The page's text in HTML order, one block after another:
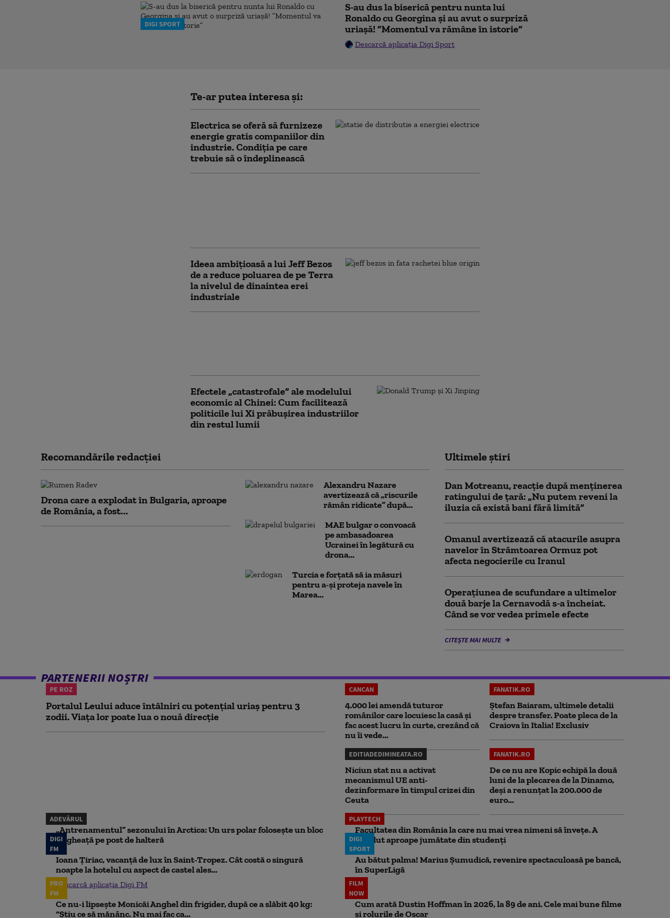
DIGI SPORT
S-au dus la biserică pentru nunta lui
Ronaldo cu Georgina și au avut o surpriză
uriașă! ”Momentul va rămâne în istorie”
Descarcă aplicația Digi Sport
Te-ar putea interesa și:
Electrica se oferă să furnizeze
energie gratis companiilor din
industrie. Condiția pe care
trebuie să o îndeplinească
Ideea ambițioasă a lui Jeff Bezos
de a reduce poluarea de pe Terra
la nivelul de dinaintea erei
industriale
Efectele „catastrofale” ale modelului
economic al Chinei: Cum facilitează
politicile lui Xi prăbușirea industriilor
din restul lumii
Recomandările redacţiei
Drona care a explodat în Bulgaria, aproape
de România, a fost...
Alexandru Nazare
avertizează că „riscurile
rămân ridicate” după...
MAE bulgar o convoacă
pe ambasadoarea
Ucrainei în legătură cu
drona...
Turcia e forțată să ia măsuri
pentru a-și proteja navele în
Marea...
Ultimele știri
Dan Motreanu, reacție după menținerea
ratingului de țară: „Nu putem reveni la
iluzia că există bani fără limită”
Omanul avertizează că atacurile asupra
navelor în Strâmtoarea Ormuz pot
afecta negocierile cu Iranul
Operațiunea de scufundare a ultimelor
două barje la Cernavodă s-a încheiat.
Când se vor vedea primele efecte
CITEȘTE MAI MULTE
PARTENERII NOȘTRI
PE ROZ
Portalul Leului aduce întâlniri cu potențial uriaș pentru 3
zodii. Viața lor poate lua o nouă direcție
CANCAN
4.000 lei amendă tuturor
românilor care locuiesc la casă și
fac acest lucru în curte, crezând că
nu îi vede...
FANATIK.RO
Ștefan Baiaram, ultimele detalii
despre transfer. Poate pleca de la
Craiova în Italia! Exclusiv
EDITIADEDIMINEATA.RO
Niciun stat nu a activat
mecanismul UE anti-
dezinformare în timpul crizei din
Ceuta
FANATIK.RO
De ce nu are Kopic echipă la două
luni de la plecarea de la Dinamo,
deși a renunțat la 200.000 de
euro...
ADEVĂRUL
„Antrenamentul” sezonului în Arctica: Un urs polar folosește un bloc
de gheață pe post de halteră
PLAYTECH
Facultatea din România la care nu mai vrea nimeni să înveţe. A
pierdut aproape jumătate din studenţi
DIGI
FM
Ioana Țiriac, vacanță de lux în Saint-Tropez. Cât costă o singură
noapte la hotelul cu aspect de castel ales...
Descarcă aplicația Digi FM
DIGI
SPORT
Au bătut palma! Marius Șumudică, revenire spectaculoasă pe bancă,
în SuperLigă
PRO
FM
Ce nu-i lipsește Monicăi Anghel din frigider, după ce a slăbit 40 kg:
“Știu ce să mănânc. Nu mai fac ca...
FILM
NOW
Cum arată Dustin Hoffman în 2026, la 89 de ani. Cele mai bune filme
și rolurile de Oscar